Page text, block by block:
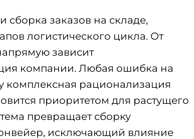
сборка заказов на складе,
логистического цикла. От
зависит
компании. Любая ошибка на
комплексная рационализация
приоритетом для растущего
превращает сборку
исключающий влияние